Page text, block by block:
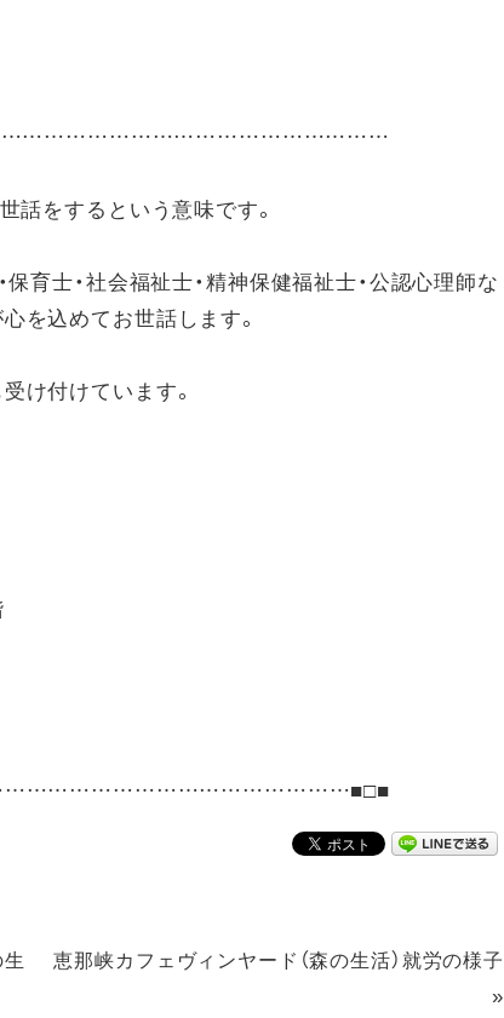
話をするという意味です。
保育士・社会福祉士・精神保健福祉士・公認心理師な
を込めてお世話します。
け付けています。
恵那峡カフェヴィンヤード（森の生活）就労の様子
»